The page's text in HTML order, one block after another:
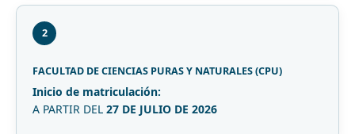
2
FACULTAD DE CIENCIAS PURAS Y NATURALES (CPU)
Inicio de matriculación:
A PARTIR DEL 27 DE JULIO DE 2026